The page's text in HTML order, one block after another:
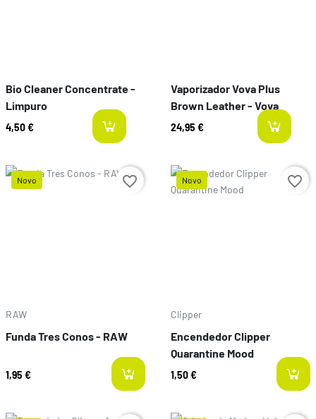
Bio Cleaner Concentrate -
Limpuro
4,50 € last-items
Vaporizador Vova Plus
Brown Leather - Vova
24,95 €
Novo
RAW
Funda Tres Conos - RAW
1,95 €
favorite_border Novo
Clipper
Encendedor Clipper
Quarantine Mood
1,50 €
favorite_border